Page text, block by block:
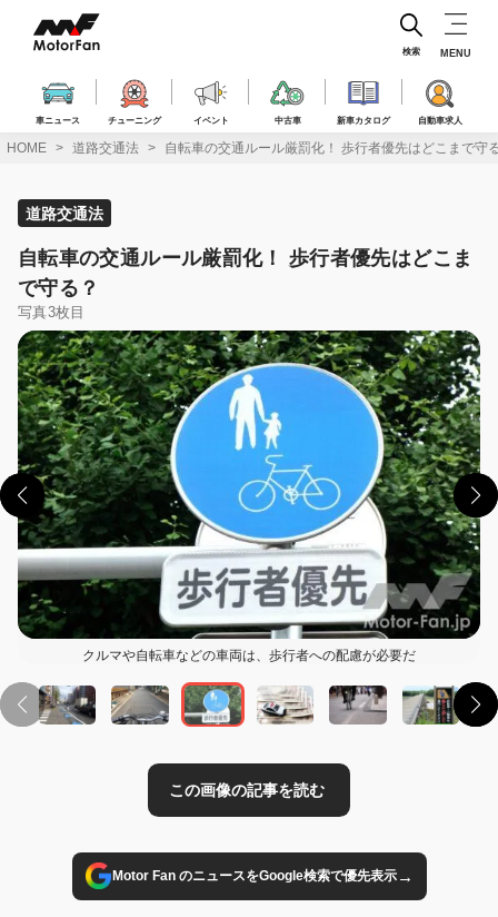
ス
車ニュース チューニング イベント 中古車 新車カタログ 自動車求人
検索 MENU
HOME 道路交通法 自転車の交通ルール厳罰化！ 歩行者優先はどこまで守
道路交通法
自転車の交通ルール厳罰化！ 歩行者優先はどこま
で守る？
写真3枚目
クルマや自転車などの車両は、歩行者への配慮が必要だ
この画像の記事を読む
Motor Fan のニュースをGoogle検索で優先表示→